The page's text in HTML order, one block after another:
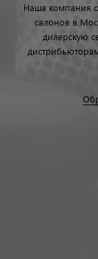
Наша компания
салонов в
дилерскую